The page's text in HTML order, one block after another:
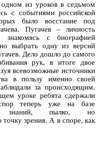
из уроков в седьмом
с событиями российской
было восстание под
Пугачев – личность
с биографией
выбрать одну из версий
Дело дошло до самого
рук, в итоге двое
всевозможные источники
в пользу именно своей
за происходящим.
уроке ребята сдержали
теперь уже на базе
знаний, пылко, но
зрения. А в споре, как